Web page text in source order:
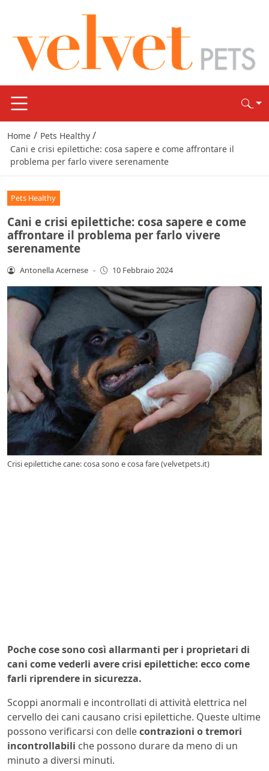
Home / Pets Healthy /
Cani e crisi epilettiche: cosa sapere e come affrontare il
problema per farlo vivere serenamente
Pets Healthy
Cani e crisi epilettiche: cosa sapere e come
affrontare il problema per farlo vivere
serenamente
Antonella Acernese - 10 Febbraio 2024
Crisi epilettiche cane: cosa sono e cosa fare (velvetpets.it)
Poche cose sono così allarmanti per i proprietari di
cani come vederli avere crisi epilettiche: ecco come
farli riprendere in sicurezza.
Scoppi anormali e incontrollati di attività elettrica nel
cervello dei cani causano crisi epilettiche. Queste ultime
possono verificarsi con dellecontrazioni o tremori
incontrollabili che possono durare da meno di un
minuto a diversi minuti.